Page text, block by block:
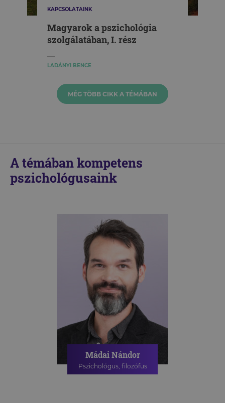
KAPCSOLATAINK
Magyarok a pszichológia
szolgálatában, I. rész
LADÁNYI BENCE
MÉG TÖBB CIKK A TÉMÁBAN
A témában kompetens
pszichológusaink
Mádai Nándor
Pszichológus, filozófus